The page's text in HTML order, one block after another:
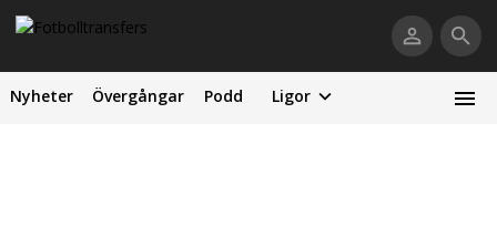
Nyheter Övergångar Podd Ligor